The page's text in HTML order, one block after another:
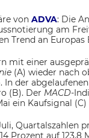
von ADVA: Die
am
Trend an Europas
mit einer
(A) wieder nach
der
(B). Der MACD-
ein Kaufsignal
Quartalszahlen
Prozent auf 123,8